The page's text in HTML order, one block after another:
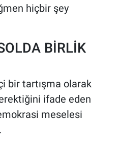
hiçbir şey
BİRLİK
bir tartışma olarak
ifade eden
meselesi